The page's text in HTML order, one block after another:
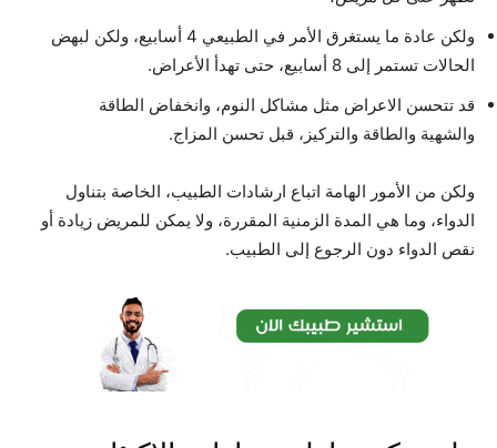
ولكن عادة ما يستغرق الأمر في الطبيعي 4 أسابيع، ولكن لبهض
الحالات تستمر إلى 8 أسابيع، حتى تهدأ الأعراض.
قد تتحسن الاعراض مثل مشاكل النوم، وانخفاض الطاقة
والشهية والطاقة والتركيز، قبل تحسن المزاج.
ولكن من الأمور الهامة اتباع ارشادات الطبيب، الخاصة بتناول
الدواء، وما هي المدة الزمنية المقررة، ولا يمكن للمريض زيادة أو
نقص الدواء دون الرجوع إلى الطبيب.